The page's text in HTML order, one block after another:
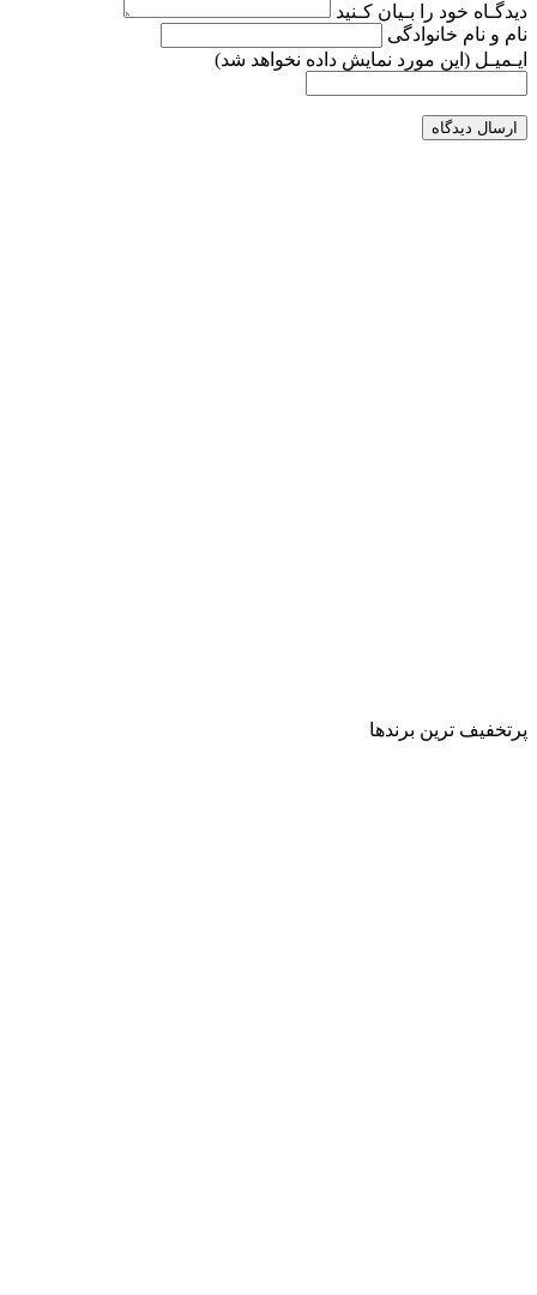
دیدگـاه خود را بـیان کـنید
نام و نام خانوادگی
ایـمیـل (این مورد نمایش داده نخواهد شد)
ارسال دیدگاه
پرتخفیف ترین برندها